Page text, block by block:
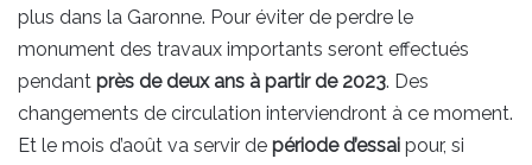
plus dans la Garonne. Pour éviter de perdre le
monument des travaux importants seront effectués
pendant près de deux ans à partir de 2023. Des
changements de circulation interviendront à ce moment.
Et le mois d’août va servir de période d’essai pour, si